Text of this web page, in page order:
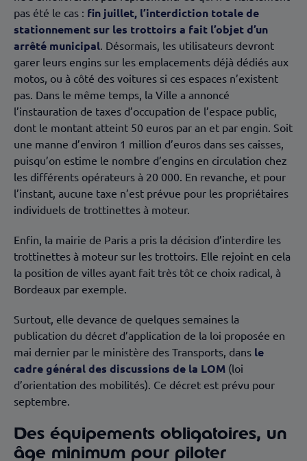
pas été le cas : fin juillet, l’interdiction totale de
stationnement sur les trottoirs a fait l’objet d’un
arrêté municipal. Désormais, les utilisateurs devront
garer leurs engins sur les emplacements déjà dédiés aux
motos, ou à côté des voitures si ces espaces n’existent
pas. Dans le même temps, la Ville a annoncé
l’instauration de taxes d’occupation de l’espace public,
dont le montant atteint 50 euros par an et par engin. Soit
une manne d’environ 1 million d’euros dans ses caisses,
puisqu’on estime le nombre d’engins en circulation chez
les différents opérateurs à 20 000. En revanche, et pour
l’instant, aucune taxe n’est prévue pour les propriétaires
individuels de trottinettes à moteur.
Enfin, la mairie de Paris a pris la décision d’interdire les
trottinettes à moteur sur les trottoirs. Elle rejoint en cela
la position de villes ayant fait très tôt ce choix radical, à
Bordeaux par exemple.
Surtout, elle devance de quelques semaines la
publication du décret d’application de la loi proposée en
mai dernier par le ministère des Transports, dans le
cadre général des discussions de la LOM (loi
d’orientation des mobilités). Ce décret est prévu pour
septembre.
Des équipements obligatoires, un
âge minimum pour piloter